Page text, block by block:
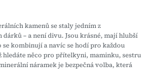
kamenů se staly jedním z
– a není divu. Jsou krásné, mají hlubší
se kombinují a navíc se hodí pro každou
hledáte něco pro přítelkyni, maminku, sestru
náramek je bezpečná volba, která